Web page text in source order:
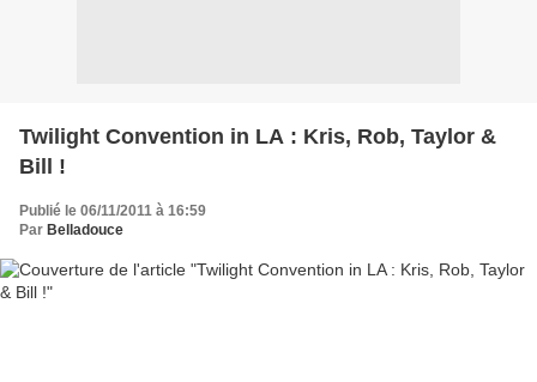
Twilight Convention in LA : Kris, Rob, Taylor &
Bill !
Publié le 06/11/2011 à 16:59
Par Belladouce